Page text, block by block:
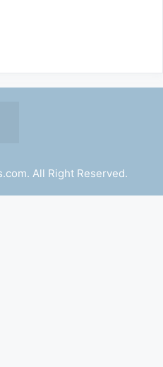
All Right Reserved.